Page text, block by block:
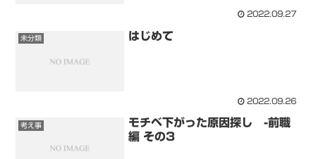
2022.09.27
未分類 はじめて
2022.09.26
考え事
モチベ下がった原因探し -前職
編 その3